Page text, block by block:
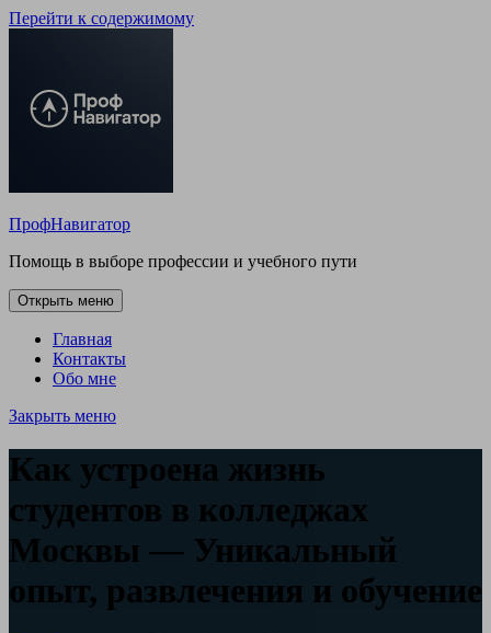
Перейти к содержимому
ПрофНавигатор
Помощь в выборе профессии и учебного пути
Открыть меню
Главная
Контакты
Обо мне
Закрыть меню
Как устроена жизнь
студентов в колледжах
Москвы — Уникальный
опыт, развлечения и обучение